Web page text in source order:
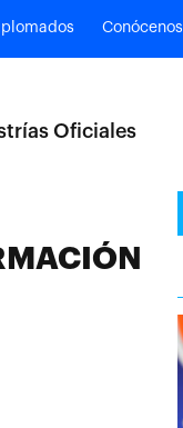
Conócenos
Oficiales